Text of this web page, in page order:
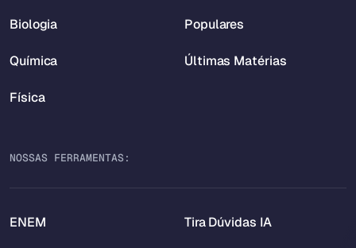
Biologia
Química
Física
Populares
Últimas Matérias
NOSSAS FERRAMENTAS:
ENEM Tira Dúvidas IA